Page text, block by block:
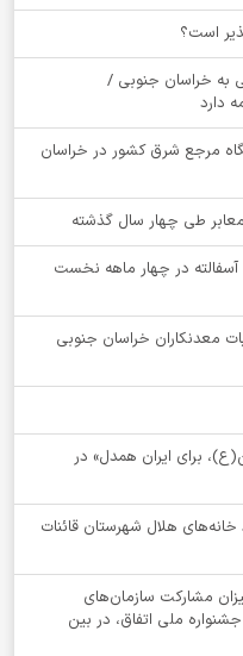
است؟
حسینی به خراسان جنوبی /
دارد
مرجع شرق کشور در خراسان
راه آسفالته در چهار ماهه نخست
معدنکاران خراسان جنوبی
برای ایران همدل» در
توسط خانه‌های هلال شهرستان قائنات
میزان مشارکت سازمان‌های
ملی اتفاق، در بین